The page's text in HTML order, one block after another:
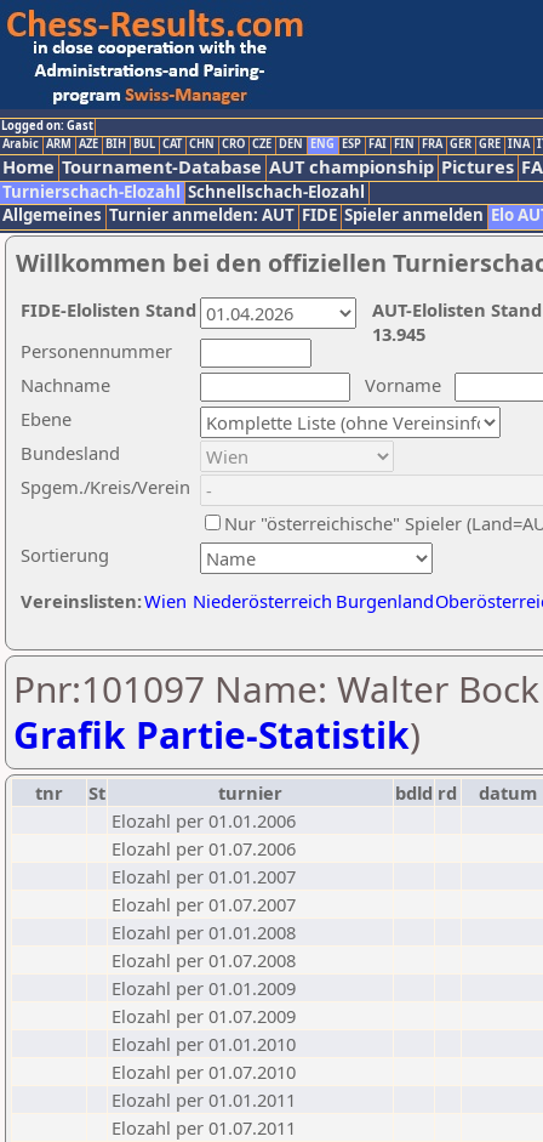
Logged on: Gast
Arabic ARM AZE BIH BUL CAT CHN CRO CZE DEN ENG ESP FAI FIN FRA GER GRE INA
Home Tournament-Database AUT championship Pictures
Turnierschach-Elozahl Schnellschach-Elozahl
Allgemeines Turnier anmelden: AUT FIDE Spieler anmelden Elo
Willkommen bei den offiziellen
Nachname
Vorname
Ebene
Sortierung
Personennummer
Bundesland
Spgem./Kreis/Verein
Nur "österreichische" Spieler
Vereinslisten:Wien Niederösterreich Burgenland
AUT-Elolisten
13.945
FIDE-Elolisten Stand
Pnr:101097 Name: Walter
Grafik Partie-Statistik)
tnr St turnier bdld rd
datum
Elozahl per 01.01.2006
Elozahl per 01.07.2006
Elozahl per 01.01.2007
Elozahl per 01.07.2007
Elozahl per 01.01.2008
Elozahl per 01.07.2008
Elozahl per 01.01.2009
Elozahl per 01.07.2009
Elozahl per 01.01.2010
Elozahl per 01.07.2010
Elozahl per 01.01.2011
Elozahl per 01.07.2011